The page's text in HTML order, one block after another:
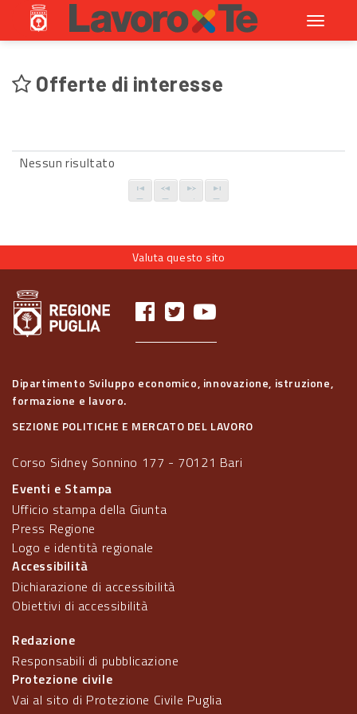
Toggle
Offerte di interesse
Nessun risultato
Valuta questo sito
Dipartimento Sviluppo economico, innovazione, istruzione,
formazione e lavoro.
SEZIONE POLITICHE E MERCATO DEL LAVORO
Corso Sidney Sonnino 177 - 70121 Bari
Eventi e Stampa
Ufficio stampa della Giunta
Press Regione
Logo e identità regionale
Accessibilità
Dichiarazione di accessibilità
Obiettivi di accessibilità
Redazione
Responsabili di pubblicazione
Protezione civile
Vai al sito di Protezione Civile Puglia